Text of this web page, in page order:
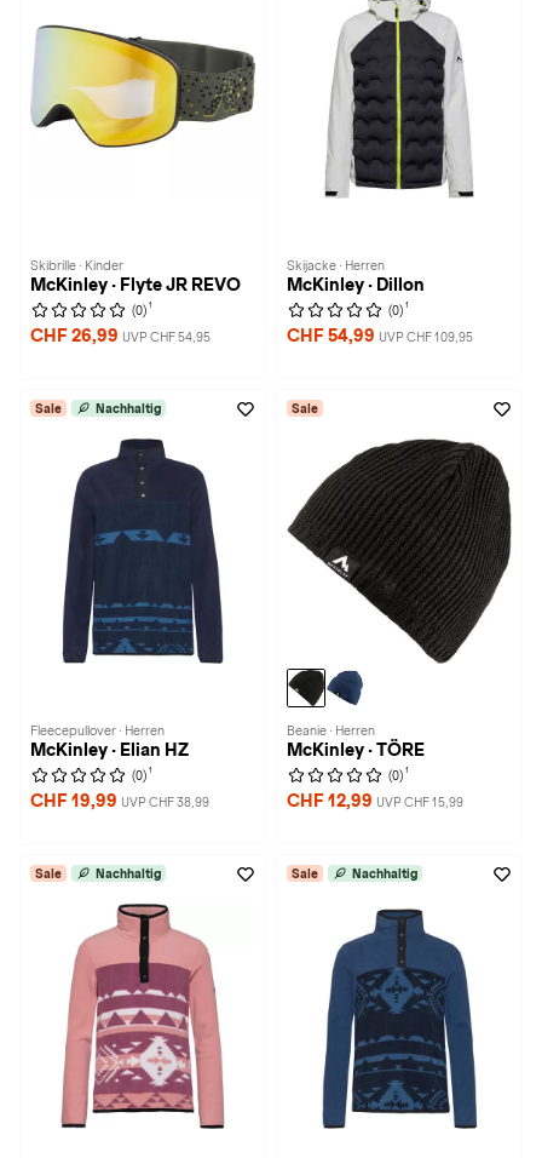
Skibrille · Kinder
McKinley · Flyte JR REVO
(0) 1
CHF 26,99 UVP CHF 54,95
Skijacke · Herren
McKinley · Dillon
(0) 1
CHF 54,99 UVP CHF 109,95
Sale Nachhaltig
Fleecepullover · Herren
McKinley · Elian HZ
(0) 1
CHF 19,99 UVP CHF 38,99
Sale
Beanie · Herren
McKinley · TÖRE
(0) 1
CHF 12,99 UVP CHF 15,99
Sale Nachhaltig Sale Nachhaltig